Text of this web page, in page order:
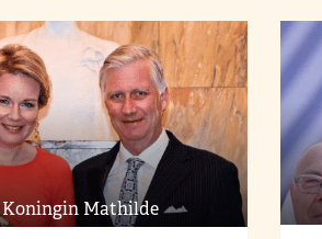
Koningin Mathilde